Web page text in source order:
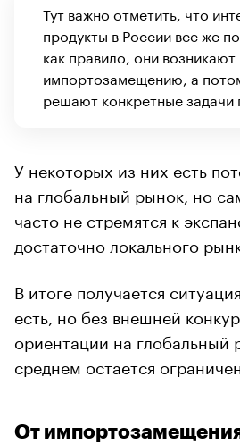
Тут важно отметить, что
продукты в России все же
как правило, они
импортозамещению, а
решают конкретные задачи
У некоторых из них есть
на глобальный рынок, но
часто не стремятся к
достаточно локального
В итоге получается
есть, но без внешней
ориентации на глобальный
среднем остается
От